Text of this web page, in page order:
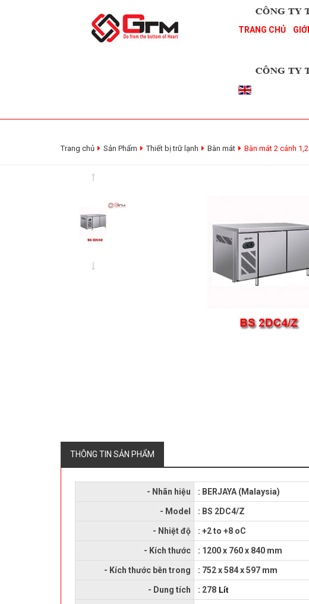
TRANG CHỦ
Trang chủ Sản Phẩm Thiết bị trữ lạnh Bàn mát Bàn mát 2 cánh
THÔNG TIN SẢN PHẨM
- Nhãn hiệu : BERJAYA (Malaysia)
- Model : BS 2DC4/Z
- Nhiệt độ : +2 to +8 oC
- Kích thước : 1200 x 760 x 840 mm
- Kích thước bên trong : 752 x 584 x 597 mm
- Dung tích : 278 Lít